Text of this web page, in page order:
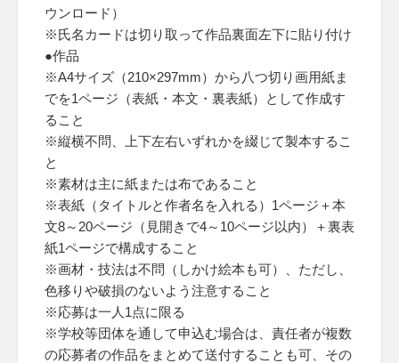
ウンロード）
※氏名カードは切り取って作品裏面左下に貼り付け
●作品
※A4サイズ（210×297mm）から八つ切り画用紙ま
でを1ページ（表紙・本文・裏表紙）として作成す
ること
※縦横不問、上下左右いずれかを綴じて製本するこ
と
※素材は主に紙または布であること
※表紙（タイトルと作者名を入れる）1ページ＋本
文8～20ページ（見開きで4～10ページ以内）＋裏表
紙1ページで構成すること
※画材・技法は不問（しかけ絵本も可）、ただし、
色移りや破損のないよう注意すること
※応募は一人1点に限る
※学校等団体を通して申込む場合は、責任者が複数
の応募者の作品をまとめて送付することも可、その